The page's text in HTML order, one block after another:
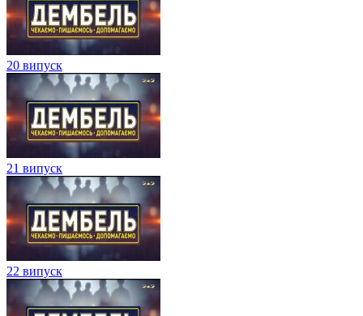
20 випуск
21 випуск
22 випуск